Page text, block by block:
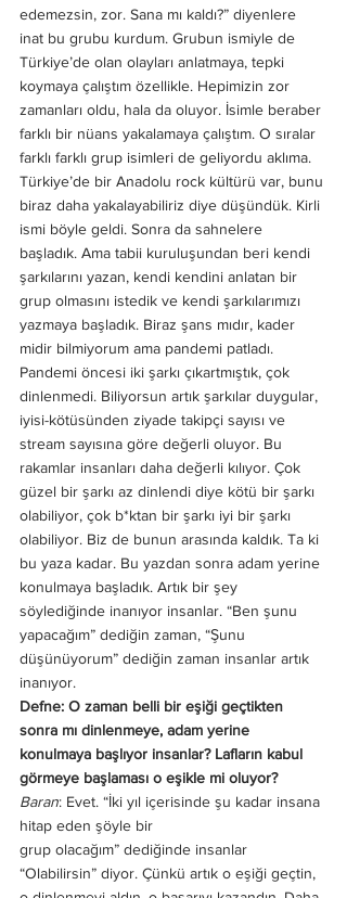
edemezsin, zor. Sana mı kaldı?” diyenlere
inat bu grubu kurdum. Grubun ismiyle de
Türkiye’de olan olayları anlatmaya, tepki
koymaya çalıştım özellikle. Hepimizin zor
zamanları oldu, hala da oluyor. İsimle beraber
farklı bir nüans yakalamaya çalıştım. O sıralar
farklı farklı grup isimleri de geliyordu aklıma.
Türkiye’de bir Anadolu rock kültürü var, bunu
biraz daha yakalayabiliriz diye düşündük. Kirli
ismi böyle geldi. Sonra da sahnelere
başladık. Ama tabii kuruluşundan beri kendi
şarkılarını yazan, kendi kendini anlatan bir
grup olmasını istedik ve kendi şarkılarımızı
yazmaya başladık. Biraz şans mıdır, kader
midir bilmiyorum ama pandemi patladı.
Pandemi öncesi iki şarkı çıkartmıştık, çok
dinlenmedi. Biliyorsun artık şarkılar duygular,
iyisi-kötüsünden ziyade takipçi sayısı ve
stream sayısına göre değerli oluyor. Bu
rakamlar insanları daha değerli kılıyor. Çok
güzel bir şarkı az dinlendi diye kötü bir şarkı
olabiliyor, çok b*ktan bir şarkı iyi bir şarkı
olabiliyor. Biz de bunun arasında kaldık. Ta ki
bu yaza kadar. Bu yazdan sonra adam yerine
konulmaya başladık. Artık bir şey
söylediğinde inanıyor insanlar. “Ben şunu
yapacağım” dediğin zaman, “Şunu
düşünüyorum” dediğin zaman insanlar artık
inanıyor.
Defne: O zaman belli bir eşiği geçtikten
sonra mı dinlenmeye, adam yerine
konulmaya başlıyor insanlar? Lafların kabul
görmeye başlaması o eşikle mi oluyor?
Baran: Evet. “İki yıl içerisinde şu kadar insana
hitap eden şöyle bir
grup olacağım” dediğinde insanlar
“Olabilirsin” diyor. Çünkü artık o eşiği geçtin,